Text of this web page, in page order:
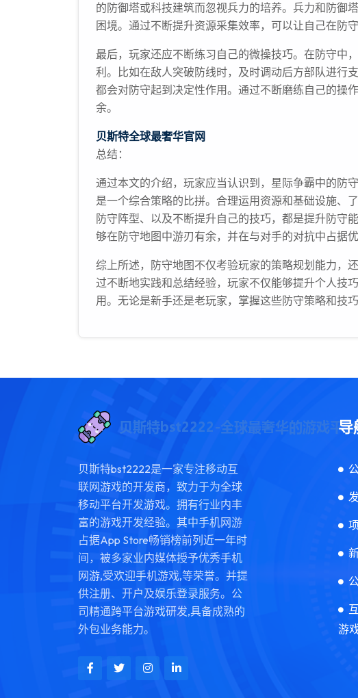
的防御塔或科技建筑而忽视兵力的培养。兵力和防御
困境。通过不断提升资源采集效率，可以让自己在防
最后，玩家还应不断练习自己的微操技巧。在防守中
利。比如在敌人突破防线时，及时调动后方部队进行
都会对防守起到决定性作用。通过不断磨练自己的操
余。
贝斯特全球最奢华官网
总结：
通过本文的介绍，玩家应当认识到，星际争霸中的防
是一个综合策略的比拼。合理运用资源和基础设施、
防守阵型、以及不断提升自己的技巧，都是提升防守
够在防守地图中游刃有余，并在与对手的对抗中占据优
综上所述，防守地图不仅考验玩家的策略规划能力，
过不断地实践和总结经验，玩家不仅能够提升个人技
用。无论是新手还是老玩家，掌握这些防守策略和技
贝斯特bst2222是一家专注移动互
联网游戏的开发商，致力于为全球
移动平台开发游戏。拥有行业内丰
富的游戏开发经验。其中手机网游
占据App Store畅销榜前列近一年时
间，被多家业内媒体授予优秀手机
网游,受欢迎手机游戏,等荣誉。并提
供注册、开户及娱乐登录服务。公
司精通跨平台游戏研发,具备成熟的
外包业务能力。
导
游